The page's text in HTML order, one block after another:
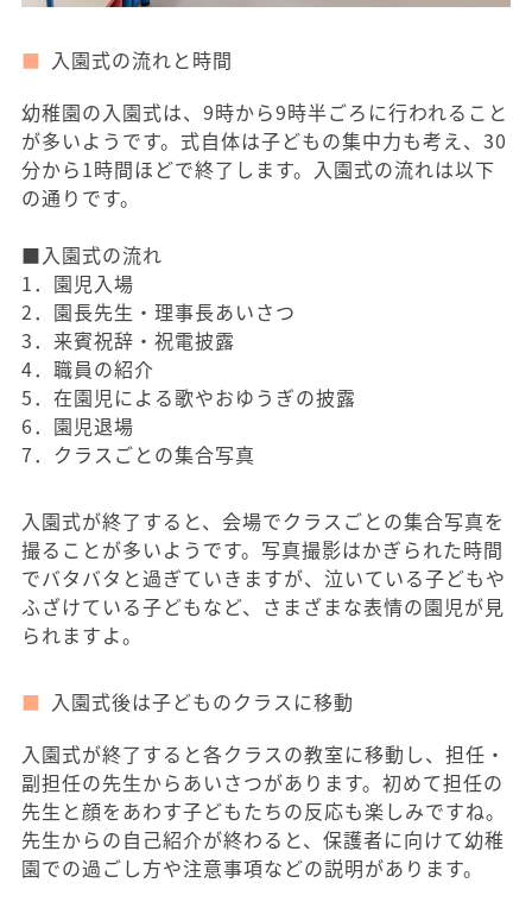
入園式の流れと時間
幼稚園の入園式は、9時から9時半ごろに行われること
が多いようです。式自体は子どもの集中力も考え、30
分から1時間ほどで終了します。入園式の流れは以下
の通りです。
■入園式の流れ
1．園児入場
2．園長先生・理事長あいさつ
3．来賓祝辞・祝電披露
4．職員の紹介
5．在園児による歌やおゆうぎの披露
6．園児退場
7．クラスごとの集合写真
入園式が終了すると、会場でクラスごとの集合写真を
撮ることが多いようです。写真撮影はかぎられた時間
でバタバタと過ぎていきますが、泣いている子どもや
ふざけている子どもなど、さまざまな表情の園児が見
られますよ。
入園式後は子どものクラスに移動
入園式が終了すると各クラスの教室に移動し、担任・
副担任の先生からあいさつがあります。初めて担任の
先生と顔をあわす子どもたちの反応も楽しみですね。
先生からの自己紹介が終わると、保護者に向けて幼稚
園での過ごし方や注意事項などの説明があります。